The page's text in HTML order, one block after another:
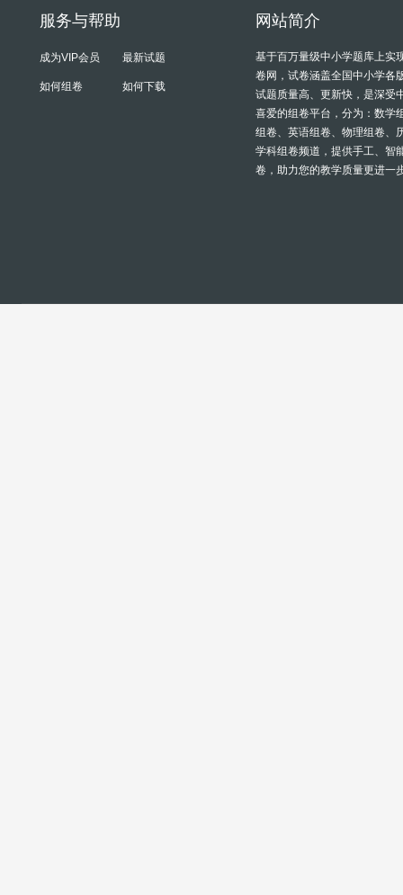
服务与帮助
成为VIP会员 最新试题
如何组卷 如何下载
网站简介
基于百万量级中小学题库上实
卷网，试卷涵盖全国中小学各
试题质量高、更新快，是深受
喜爱的组卷平台，分为：数学
组卷、英语组卷、物理组卷、
学科组卷频道，提供手工、智
卷，助力您的教学质量更进一